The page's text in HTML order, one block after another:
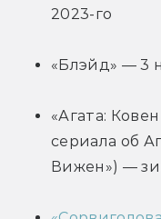
2023-го
«Блэйд» — 3
«Агата:
сериала об
Вижен») —